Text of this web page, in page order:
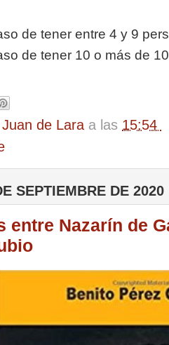
de tener entre 4 y 9
de tener 10 o más de
Juan de Lara a las 15:54
SEPTIEMBRE DE 2020
entre Nazarín de